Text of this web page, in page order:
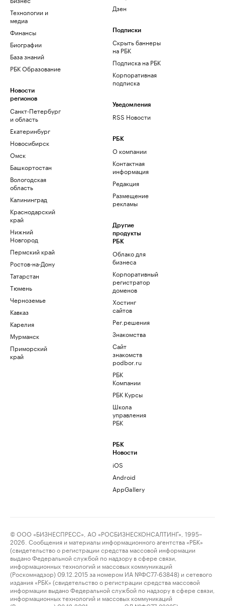
Технологии и
медиа
Финансы
Биографии
База знаний
РБК Образование
Новости
регионов
Санкт-Петербург
и область
Екатеринбург
Новосибирск
Омск
Башкортостан
Вологодская
область
Калининград
Краснодарский
край
Нижний
Новгород
Пермский край
Ростов-на-Дону
Татарстан
Тюмень
Черноземье
Кавказ
Карелия
Мурманск
Приморский
край
Дзен
Подписки
Скрыть баннеры
на РБК
Подписка на РБК
Корпоративная
подписка
Уведомления
RSS Новости
РБК
О компании
Контактная
информация
Редакция
Размещение
рекламы
Другие
продукты
РБК
Облако для
бизнеса
Корпоративный
регистратор
доменов
Хостинг
сайтов
Рег.решения
Знакомства
Сайт
знакомств
podbor.ru
РБК
Компании
РБК Курсы
Школа
управления
РБК
РБК
Новости
iOS
Android
AppGallery
© ООО «БИЗНЕСПРЕСС», АО «РОСБИЗНЕСКОНСАЛТИНГ», 1995–
2026. Сообщения и материалы информационного агентства «РБК»
(свидетельство о регистрации средства массовой информации
выдано Федеральной службой по надзору в сфере связи,
информационных технологий и массовых коммуникаций
(Роскомнадзор) 09.12.2015 за номером ИА №ФС77-63848) и сетевого
издания «РБК» (свидетельство о регистрации средства массовой
информации выдано Федеральной службой по надзору в сфере связи,
информационных технологий и массовых коммуникаций